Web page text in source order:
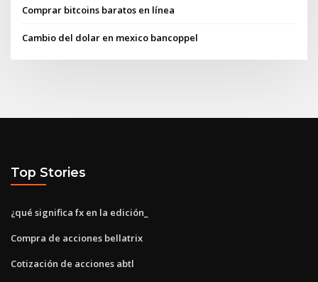
Comprar bitcoins baratos en línea
Cambio del dolar en mexico bancoppel
Top Stories
¿qué significa fx en la edición_
Compra de acciones bellatrix
Cotización de acciones abtl